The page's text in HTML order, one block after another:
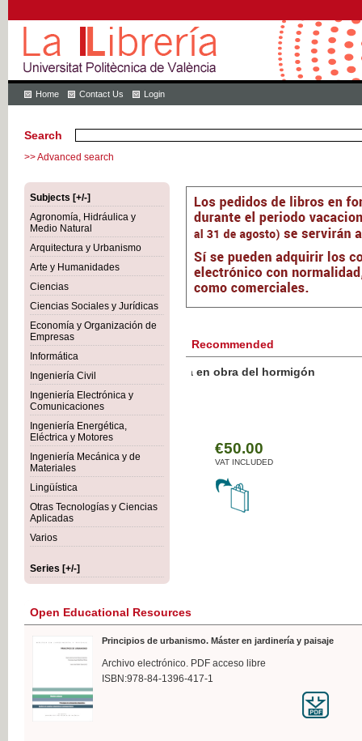
Home Contact Us Login
Search
>> Advanced search
Subjects [+/-]
Agronomía, Hidráulica y
Medio Natural
Arquitectura y Urbanismo
Arte y Humanidades
Ciencias
Ciencias Sociales y Jurídicas
Economía y Organización de
Empresas
Informática
Ingeniería Civil
Ingeniería Electrónica y
Comunicaciones
Ingeniería Energética,
Eléctrica y Motores
Ingeniería Mecánica y de
Materiales
Lingüística
Otras Tecnologías y Ciencias
Aplicadas
Varios
Series [+/-]
Recommended
Botánica Agroalimentaria
Open Educational Resources
Principios de urbanismo. Máster en jardinería y paisaje
Archivo electrónico. PDF acceso libre
ISBN:978-84-1396-417-1